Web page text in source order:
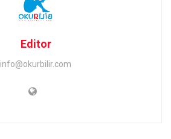
Editor
info@okurbilir.com